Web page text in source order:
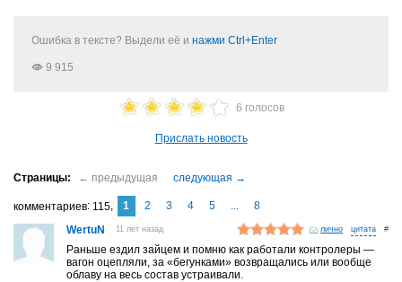
Ошибка в тексте? Выдели её и нажми Ctrl+Enter
9 915
6 голосов
Прислать новость
комментариев 115 1 2 3 4 5 ...
8
WertuN
11 лет назад лично #
Раньше ездил зайцем и помню как работали контролеры —
вагон оцепляли, за «бегунками» возвращались или вообще
облаву на весь состав устраивали.